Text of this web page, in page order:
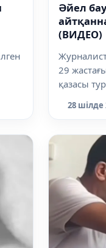
Әйел
(ВИДЕО)
29
қазасы
28 шілде